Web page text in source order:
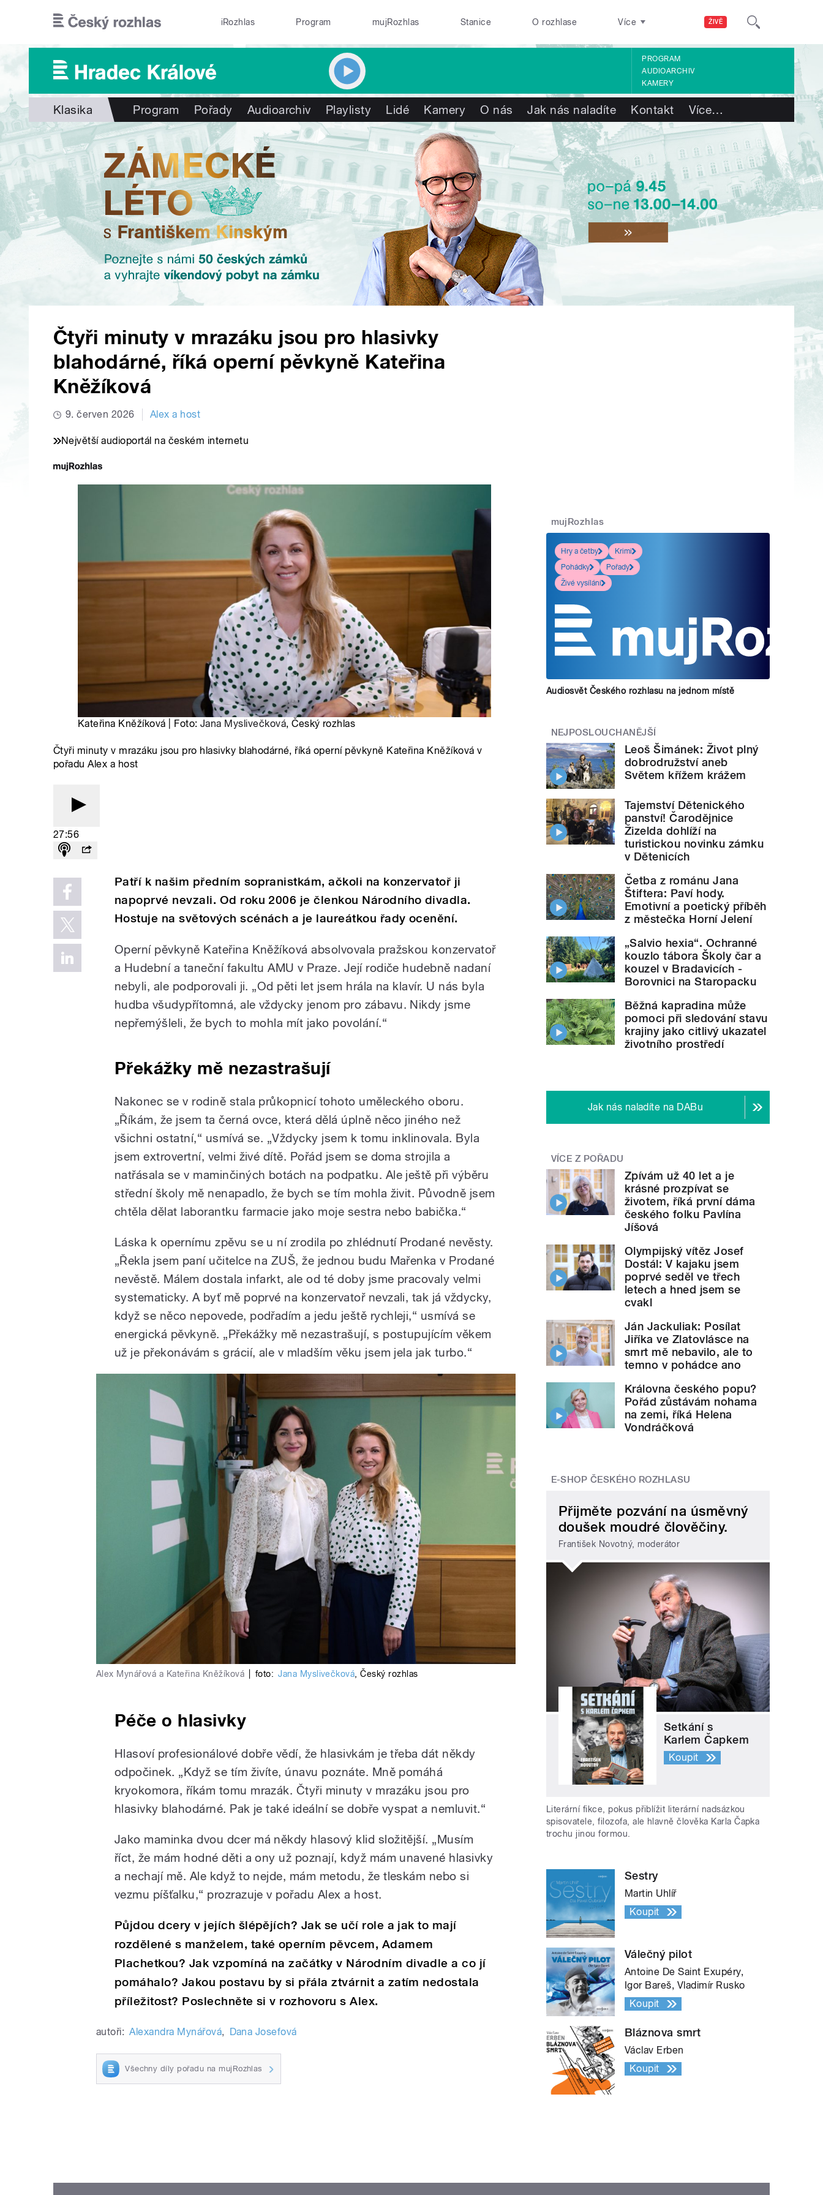
ŽIVĚ
iRozhlas Program mujRozhlas Stanice O rozhlase Více
PROGRAM
AUDIOARCHIV
KAMERY
Klasika Program Pořady Audioarchiv Playlisty Lidé Kamery O nás Jak nás naladíte Kontakt Více…
Čtyři minuty v mrazáku jsou pro hlasivky
blahodárné, říká operní pěvkyně Kateřina
Kněžíková
9. červen 2026 Alex a host
Největší audioportál na českém internetu
Kateřina Kněžíková | Foto: Jana Myslivečková, Český rozhlas
Čtyři minuty v mrazáku jsou pro hlasivky blahodárné, říká operní pěvkyně Kateřina Kněžíková v
pořadu Alex a host
27:56
Patří k našim předním sopranistkám, ačkoli na konzervatoř ji
napoprvé nevzali. Od roku 2006 je členkou Národního divadla.
Hostuje na světových scénách a je laureátkou řady ocenění.
Operní pěvkyně Kateřina Kněžíková absolvovala pražskou konzervatoř
a Hudební a taneční fakultu AMU v Praze. Její rodiče hudebně nadaní
nebyli, ale podporovali ji. „Od pěti let jsem hrála na klavír. U nás byla
hudba všudypřítomná, ale vždycky jenom pro zábavu. Nikdy jsme
nepřemýšleli, že bych to mohla mít jako povolání.“
Překážky mě nezastrašují
Nakonec se v rodině stala průkopnicí tohoto uměleckého oboru.
„Říkám, že jsem ta černá ovce, která dělá úplně něco jiného než
všichni ostatní,“ usmívá se. „Vždycky jsem k tomu inklinovala. Byla
jsem extrovertní, velmi živé dítě. Pořád jsem se doma strojila a
natřásala se v maminčiných botách na podpatku. Ale ještě při výběru
střední školy mě nenapadlo, že bych se tím mohla živit. Původně jsem
chtěla dělat laborantku farmacie jako moje sestra nebo babička.“
Láska k opernímu zpěvu se u ní zrodila po zhlédnutí Prodané nevěsty.
„Řekla jsem paní učitelce na ZUŠ, že jednou budu Mařenka v Prodané
nevěstě. Málem dostala infarkt, ale od té doby jsme pracovaly velmi
systematicky. A byť mě poprvé na konzervatoř nevzali, tak já vždycky,
když se něco nepovede, podřadím a jedu ještě rychleji,“ usmívá se
energická pěvkyně. „Překážky mě nezastrašují, s postupujícím věkem
už je překonávám s grácií, ale v mladším věku jsem jela jak turbo.“
Alex Mynářová a Kateřina Kněžíková foto: Jana Myslivečková,Český rozhlas
Péče o hlasivky
Hlasoví profesionálové dobře vědí, že hlasivkám je třeba dát někdy
odpočinek. „Když se tím živíte, únavu poznáte. Mně pomáhá
kryokomora, říkám tomu mrazák. Čtyři minuty v mrazáku jsou pro
hlasivky blahodárné. Pak je také ideální se dobře vyspat a nemluvit.“
Jako maminka dvou dcer má někdy hlasový klid složitější. „Musím
říct, že mám hodné děti a ony už poznají, když mám unavené hlasivky
a nechají mě. Ale když to nejde, mám metodu, že tleskám nebo si
vezmu píšťalku,“ prozrazuje v pořadu Alex a host.
Půjdou dcery v jejích šlépějích? Jak se učí role a jak to mají
rozdělené s manželem, také operním pěvcem, Adamem
Plachetkou? Jak vzpomíná na začátky v Národním divadle a co jí
pomáhalo? Jakou postavu by si přála ztvárnit a zatím nedostala
příležitost? Poslechněte si v rozhovoru s Alex.
autoři: Alexandra Mynářová, Dana Josefová
Všechny díly pořadu na mujRozhlas
mujRozhlas
Hry a četby
Krimi
Pohádky
Pořady
Živé vysílání
Audiosvět Českého rozhlasu na jednom místě
NEJPOSLOUCHANĚJŠÍ
Leoš Šimánek: Život plný
dobrodružství aneb
Světem křížem krážem
Tajemství Dětenického
panství! Čarodějnice
Žizelda dohlíží na
turistickou novinku zámku
v Dětenicích
Četba z románu Jana
Štiftera: Paví hody.
Emotivní a poetický příběh
z městečka Horní Jelení
„Salvio hexia“. Ochranné
kouzlo tábora Školy čar a
kouzel v Bradavicích -
Borovnici na Staropacku
Běžná kapradina může
pomoci při sledování stavu
krajiny jako citlivý ukazatel
životního prostředí
Jak nás naladíte na DABu
VÍCE Z POŘADU
Zpívám už 40 let a je
krásné prozpívat se
životem, říká první dáma
českého folku Pavlína
Jíšová
Olympijský vítěz Josef
Dostál: V kajaku jsem
poprvé seděl ve třech
letech a hned jsem se
cvakl
Ján Jackuliak: Posílat
Jiříka ve Zlatovlásce na
smrt mě nebavilo, ale to
temno v pohádce ano
Královna českého popu?
Pořád zůstávám nohama
na zemi, říká Helena
Vondráčková
E-SHOP ČESKÉHO ROZHLASU
Přijměte pozvání na úsměvný
doušek moudré člověčiny.
František Novotný, moderátor
Setkání s
Karlem Čapkem
Koupit
Literární fikce, pokus přiblížit literární nadsázkou
spisovatele, filozofa, ale hlavně člověka Karla Čapka
trochu jinou formou.
Sestry
Martin Uhlíř
Koupit
Válečný pilot
Antoine De Saint Exupéry,
Igor Bareš, Vladimír Rusko
Koupit
Bláznova smrt
Václav Erben
Koupit